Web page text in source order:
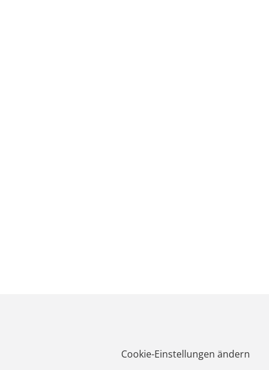
Cookie-Einstellungen ändern